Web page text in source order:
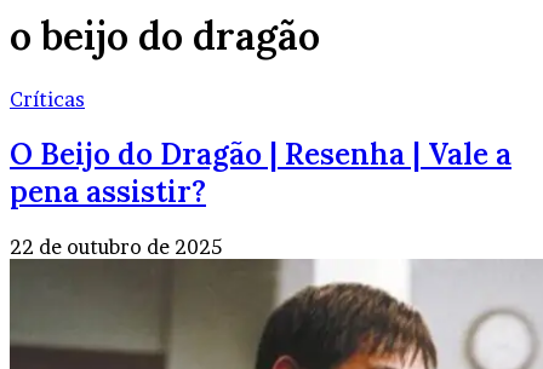
o beijo do dragão
Críticas
O Beijo do Dragão | Resenha | Vale a
pena assistir?
22 de outubro de 2025